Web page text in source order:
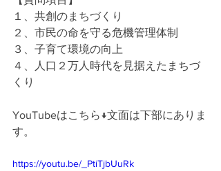
１、共創のまちづくり
２、市民の命を守る危機管理体制
３、子育て環境の向上
４、人口２万人時代を見据えたまちづ
くり
YouTubeはこちら↓文面は下部にありま
す。
https://youtu.be/_PtiTjbUuRk